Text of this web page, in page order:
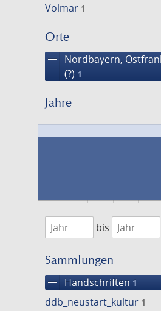
Volmar 1
Orte
remove
Nordbayern,
(?) 1
Jahre
1474
bis
Sammlungen
remove Handschriften 1
ddb_neustart_kultur 1